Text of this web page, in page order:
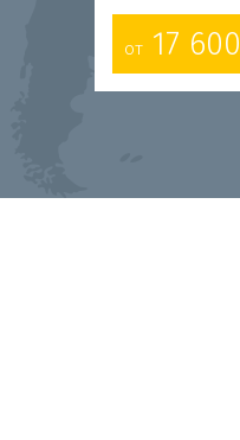
от 17 600